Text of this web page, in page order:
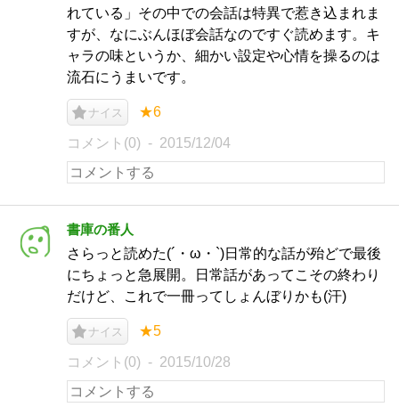
れている」その中での会話は特異で惹き込まれま
すが、なにぶんほぼ会話なのですぐ読めます。キ
ャラの味というか、細かい設定や心情を操るのは
流石にうまいです。
ナイス ★6
コメント(0) 2015/12/04
書庫の番人
さらっと読めた(´・ω・`)日常的な話が殆どで最後
にちょっと急展開。日常話があってこその終わり
だけど、これで一冊ってしょんぼりかも(汗)
ナイス ★5
コメント(0) 2015/10/28